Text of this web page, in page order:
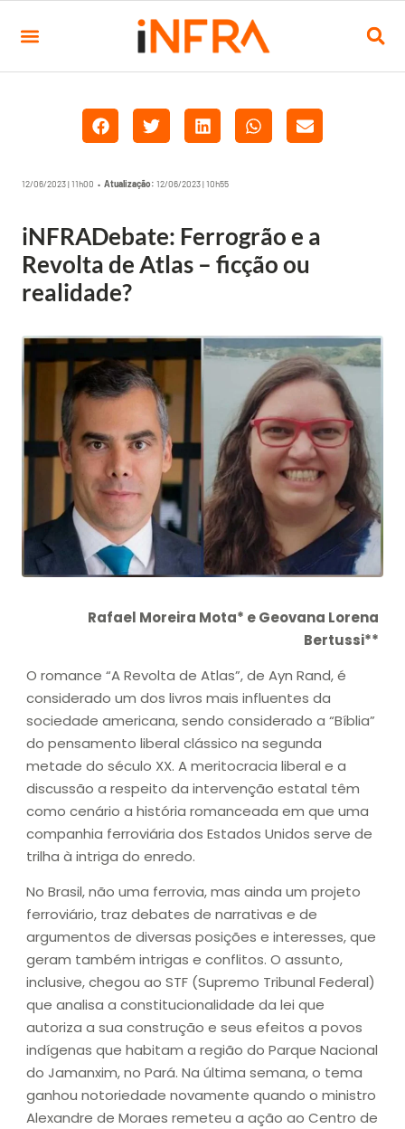
12/06/2023 | 11h00 • Atualização: 12/06/2023 | 10h55
iNFRADebate: Ferrogrão e a
Revolta de Atlas – ficção ou
realidade?
Rafael Moreira Mota* e Geovana Lorena
Bertussi**
O romance “A Revolta de Atlas”, de Ayn Rand, é
considerado um dos livros mais influentes da
sociedade americana, sendo considerado a “Bíblia”
do pensamento liberal clássico na segunda
metade do século XX. A meritocracia liberal e a
discussão a respeito da intervenção estatal têm
como cenário a história romanceada em que uma
companhia ferroviária dos Estados Unidos serve de
trilha à intriga do enredo.
No Brasil, não uma ferrovia, mas ainda um projeto
ferroviário, traz debates de narrativas e de
argumentos de diversas posições e interesses, que
geram também intrigas e conflitos. O assunto,
inclusive, chegou ao STF (Supremo Tribunal Federal)
que analisa a constitucionalidade da lei que
autoriza a sua construção e seus efeitos a povos
indígenas que habitam a região do Parque Nacional
do Jamanxim, no Pará. Na última semana, o tema
ganhou notoriedade novamente quando o ministro
Alexandre de Moraes remeteu a ação ao Centro de